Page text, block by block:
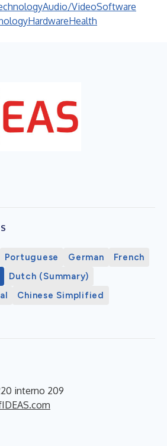
Audio/VideoSoftware
HardwareHealth
Portuguese German
French
Dutch (Summary)
Chinese Simplified
interno 209